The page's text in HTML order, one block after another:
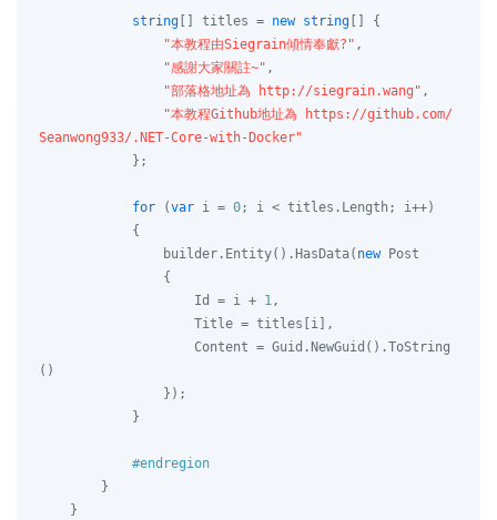
string [] titles = new string [] {
"本教程由Siegrain傾情奉獻?️" ,
"感謝大家關註~" ,
"部落格地址為 http://siegrain.wang" ,
"本教程Github地址為 https://github.com/
Seanwong933/.NET-Core-with-Docker"
for (var i = 0; i < titles.Length; i++)
                builder.Entity().HasData(
new Post
                    Id = i +
1,
()
#endregion